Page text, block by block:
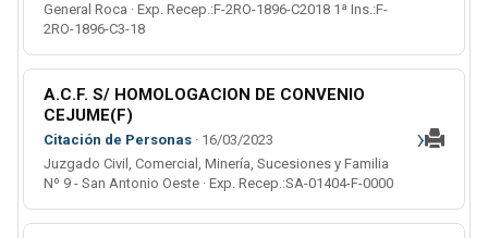
General Roca · Exp. Recep.:F-2RO-1896-C2018 1ª Ins.:F-
2RO-1896-C3-18
A.C.F. S/ HOMOLOGACION DE CONVENIO
CEJUME(F)
Citación de Personas · 16/03/2023
Juzgado Civil, Comercial, Minería, Sucesiones y Familia
Nº 9 - San Antonio Oeste · Exp. Recep.:SA-01404-F-0000
›